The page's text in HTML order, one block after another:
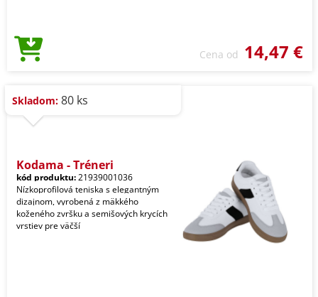
Cena od 14,47 €
Skladom: 80 ks
Kodama - Tréneri
kód produktu:21939001036
Nízkoprofilová teniska s elegantným
dizajnom, vyrobená z mäkkého
koženého zvršku a semišových krycích
vrstiev pre väčší